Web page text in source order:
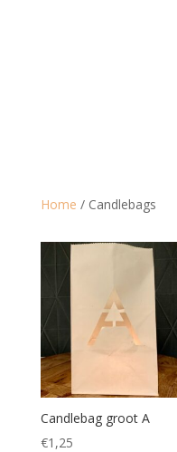
Home / Candlebags
Candlebag groot A
€1,25